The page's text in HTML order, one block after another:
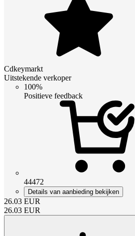
Cdkeymarkt
Uitstekende verkoper
100%
Positieve feedback
44472
Details van aanbieding bekijken
26.03 EUR
26.03 EUR